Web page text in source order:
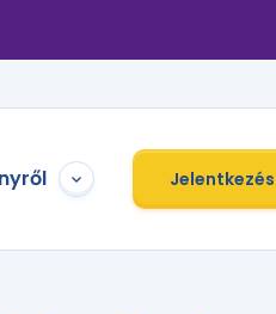
Jelentkezés